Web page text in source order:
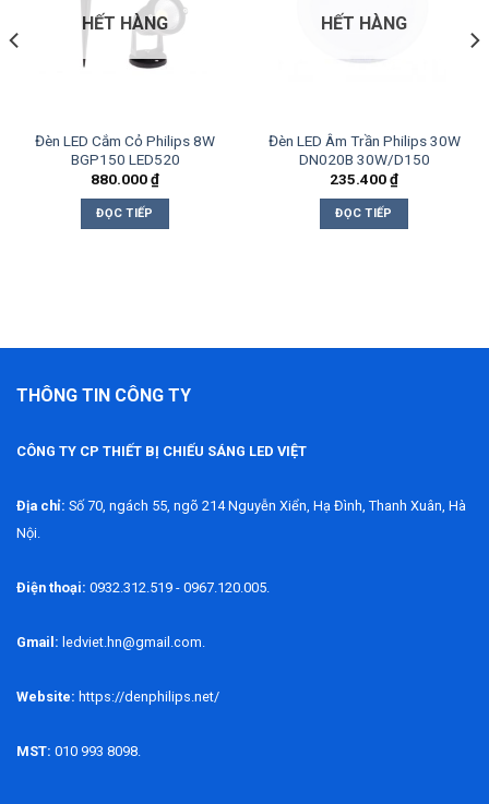
wishlist
HẾT HÀNG
Đèn LED Cắm Cỏ Philips 8W
BGP150 LED520
880.000₫
ĐỌC TIẾP
HẾT HÀNG
Đèn LED Âm Trần Philips 30W
DN020B 30W/D150
235.400₫
ĐỌC TIẾP
THÔNG TIN CÔNG TY
CÔNG TY CP THIẾT BỊ CHIẾU SÁNG LED VIỆT
Địa chỉ: Số 70, ngách 55, ngõ 214 Nguyễn Xiển, Hạ Đình, Thanh Xuân, Hà
Nội.
Điện thoại: 0932.312.519 - 0967.120.005.
Gmail: ledviet.hn@gmail.com.
Website: https://denphilips.net/
MST: 010 993 8098.